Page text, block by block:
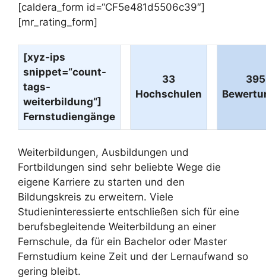
[caldera_form id=“CF5e481d5506c39″]
[mr_rating_form]
[xyz-ips
snippet=“count-
tags-
weiterbildung“]
Fernstudiengänge
33
Hochschulen
395
Weiterbildungen, Ausbildungen und
Fortbildungen sind sehr beliebte Wege die
eigene Karriere zu starten und den
Bildungskreis zu erweitern. Viele
Studieninteressierte entschließen sich für eine
berufsbegleitende Weiterbildung an einer
Fernschule, da für ein Bachelor oder Master
Fernstudium keine Zeit und der Lernaufwand so
gering bleibt.